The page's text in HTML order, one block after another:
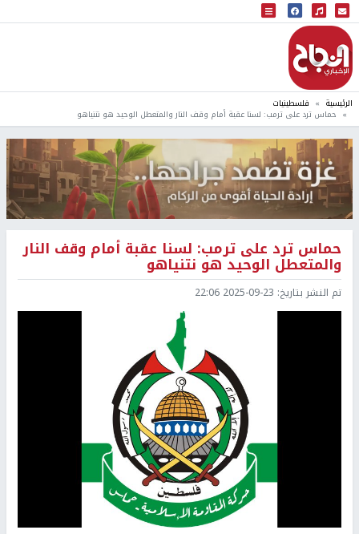
البث المباشر
إذاعة النجاح
الرئيسية فلسطينيات
حماس ترد على ترمب: لسنا عقبة أمام وقف النار والمتعطل الوحيد هو نتنياهو
حماس ترد على ترمب: لسنا عقبة أمام وقف النار
والمتعطل الوحيد هو نتنياهو
تم النشر بتاريخ: 2025-09-23 22:06